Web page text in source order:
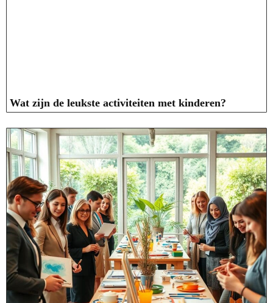
Wat zijn de leukste activiteiten met kinderen?